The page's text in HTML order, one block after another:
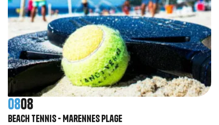
0808
Beach Tennis - Marennes plage